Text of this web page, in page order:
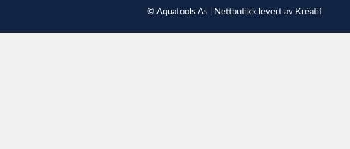
© Aquatools As | Nettbutikk levert av Kréatif